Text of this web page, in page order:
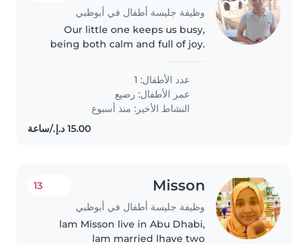
وظيفة جليسة أطفال في أبوظبي
Our little one keeps us busy,
being both calm and full of joy.
experienced Babysitter to
lovingly care for our baby in our
home—someone warm and fun.
English and..
عدد الأطفال: 1
عمر الأطفال: رضيع
النشاط الأخير: منذ أسبوع
Misson
وظيفة جليسة أطفال في أبوظبي
13
lam Misson live in Abu Dhabi,
lam married lhave two